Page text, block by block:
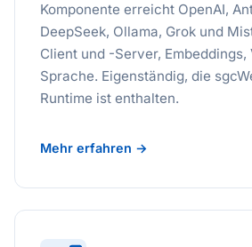
Komponente erreicht OpenAI,
DeepSeek, Ollama, Grok und
Client und -Server, Embeddings,
Sprache. Eigenständig, die
Runtime ist enthalten.
Mehr erfahren →